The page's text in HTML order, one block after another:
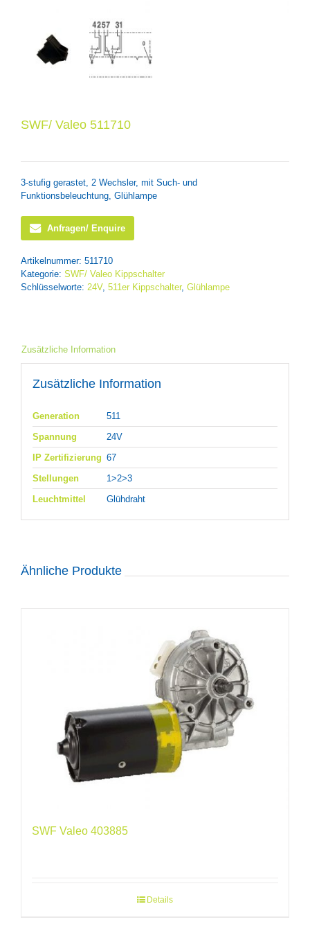
SWF/ Valeo 511710
3-stufig gerastet, 2 Wechsler, mit Such- und
Funktionsbeleuchtung, Glühlampe
Anfragen/ Enquire
Artikelnummer: 511710
Kategorie: SWF/ Valeo Kippschalter
Schlüsselworte: 24V, 511er Kippschalter, Glühlampe
Zusätzliche Information
Zusätzliche Information
Generation
511
Spannung
24V
IP Zertifizierung 67
Stellungen
1>2>3
Leuchtmittel
Glühdraht
Ähnliche Produkte
SWF Valeo 403885
Details